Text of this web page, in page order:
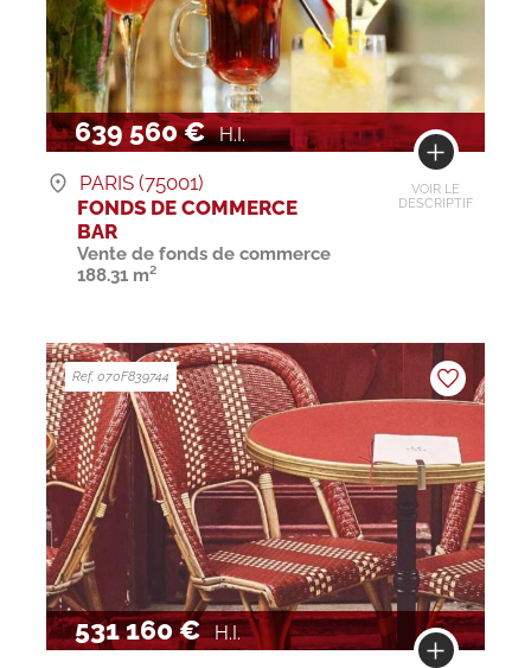
639 560 € H.I.
VOIR LE
DESCRIPTIF
PARIS (75001)
FONDS DE COMMERCE
BAR
Vente de fonds de commerce
188.31 m²
531 160 € H.I.
Ref. 070F839744